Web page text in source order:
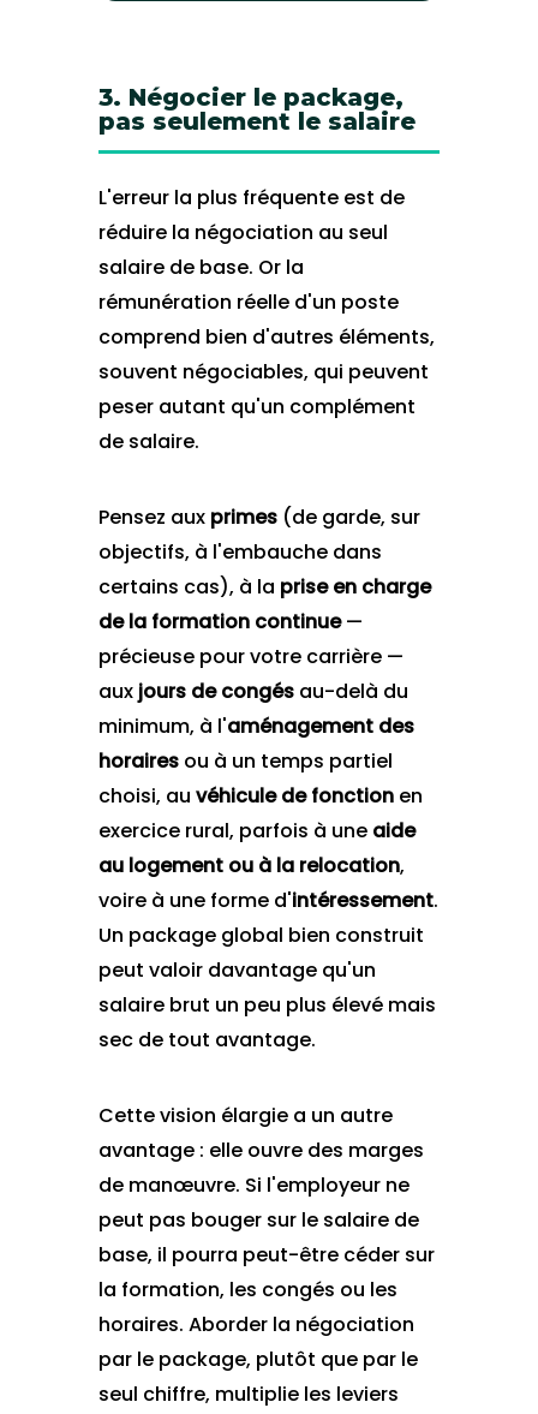
3. Négocier le package,
pas seulement le salaire
L'erreur la plus fréquente est de
réduire la négociation au seul
salaire de base. Or la
rémunération réelle d'un poste
comprend bien d'autres éléments,
souvent négociables, qui peuvent
peser autant qu'un complément
de salaire.
Pensez aux primes(de garde, sur
objectifs, à l'embauche dans
certains cas), à la prise en charge
de la formation continue—
précieuse pour votre carrière —
aux jours de congésau-delà du
minimum, à l'aménagement des
horairesou à un temps partiel
choisi, au véhicule de fonctionen
exercice rural, parfois à une aide
au logement ou à la relocation,
voire à une forme d'intéressement.
Un package global bien construit
peut valoir davantage qu'un
salaire brut un peu plus élevé mais
sec de tout avantage.
Cette vision élargie a un autre
avantage : elle ouvre des marges
de manœuvre. Si l'employeur ne
peut pas bouger sur le salaire de
base, il pourra peut-être céder sur
la formation, les congés ou les
horaires. Aborder la négociation
par le package, plutôt que par le
seul chiffre, multiplie les leviers